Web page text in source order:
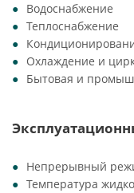
Водоснабжение
Теплоснабжение
Охлаждение и
Бытовая и
Непрерывный
Температура